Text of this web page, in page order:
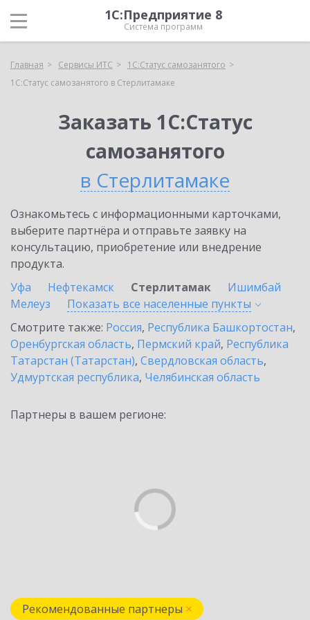
1С:Предприятие 8
Система программ
Главная Сервисы ИТС
1С:Статус самозанятого
1С:Статус самозанятого в Стерлитамаке
Заказать 1С:Статус
самозанятого
в Стерлитамаке
Ознакомьтесь с информационными карточками,
выберите партнёра и отправьте заявку на
консультацию, приобретение или внедрение
продукта.
Уфа
Нефтекамск Стерлитамак
Ишимбай
Мелеуз
Показать все населенные пункты
Смотрите также: Россия, Республика Башкортостан,
Оренбургская область, Пермский край, Республика
Татарстан (Татарстан), Свердловская область,
Удмуртская республика, Челябинская область
Партнеры в вашем регионе:
Рекомендованные партнеры